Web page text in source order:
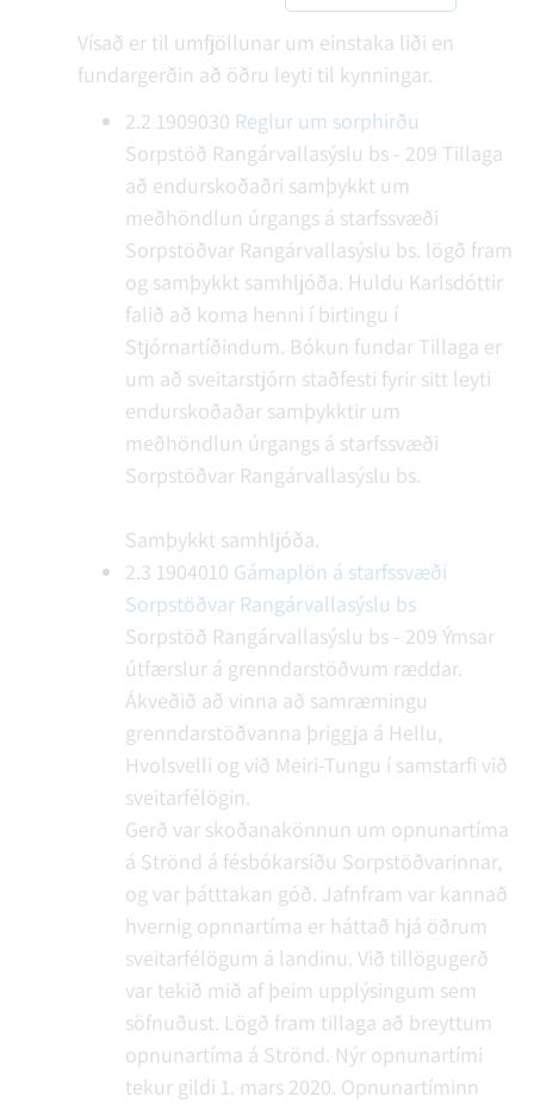
Vísað er til umfjöllunar um einstaka liði en
fundargerðin að öðru leyti til kynningar.
2.2 1909030 Reglur um sorphirðu
Sorpstöð Rangárvallasýslu bs - 209 Tillaga
að endurskoðaðri samþykkt um
meðhöndlun úrgangs á starfssvæði
Sorpstöðvar Rangárvallasýslu bs. lögð fram
og samþykkt samhljóða. Huldu Karlsdóttir
falið að koma henni í birtingu í
Stjórnartíðindum. Bókun fundar Tillaga er
um að sveitarstjórn staðfesti fyrir sitt leyti
endurskoðaðar samþykktir um
meðhöndlun úrgangs á starfssvæði
Sorpstöðvar Rangárvallasýslu bs.
Samþykkt samhljóða.
2.3 1904010 Gámaplön á starfssvæði
Sorpstöðvar Rangárvallasýslu bs
Sorpstöð Rangárvallasýslu bs - 209 Ýmsar
útfærslur á grenndarstöðvum ræddar.
Ákveðið að vinna að samræmingu
grenndarstöðvanna þriggja á Hellu,
Hvolsvelli og við Meiri-Tungu í samstarfi við
sveitarfélögin.
Gerð var skoðanakönnun um opnunartíma
á Strönd á fésbókarsíðu Sorpstöðvarinnar,
og var þátttakan góð. Jafnfram var kannað
hvernig opnnartíma er háttað hjá öðrum
sveitarfélögum á landinu. Við tillögugerð
var tekið mið af þeim upplýsingum sem
söfnuðust. Lögð fram tillaga að breyttum
opnunartíma á Strönd. Nýr opnunartími
tekur gildi 1. mars 2020. Opnunartíminn